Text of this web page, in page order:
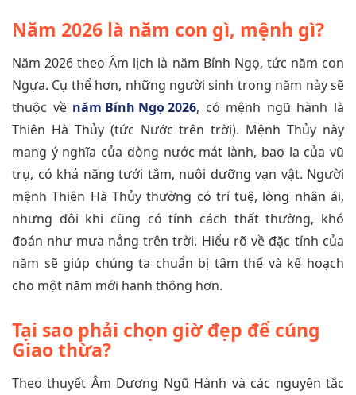
Năm 2026 là năm con gì, mệnh gì?
Năm 2026 theo Âm lịch là năm Bính Ngọ, tức năm con
Ngựa. Cụ thể hơn, những người sinh trong năm này sẽ
thuộc về năm Bính Ngọ 2026, có mệnh ngũ hành là
Thiên Hà Thủy (tức Nước trên trời). Mệnh Thủy này
mang ý nghĩa của dòng nước mát lành, bao la của vũ
trụ, có khả năng tưới tắm, nuôi dưỡng vạn vật. Người
mệnh Thiên Hà Thủy thường có trí tuệ, lòng nhân ái,
nhưng đôi khi cũng có tính cách thất thường, khó
đoán như mưa nắng trên trời. Hiểu rõ về đặc tính của
năm sẽ giúp chúng ta chuẩn bị tâm thế và kế hoạch
cho một năm mới hanh thông hơn.
Tại sao phải chọn giờ đẹp để cúng
Giao thừa?
Theo thuyết Âm Dương Ngũ Hành và các nguyên tắc